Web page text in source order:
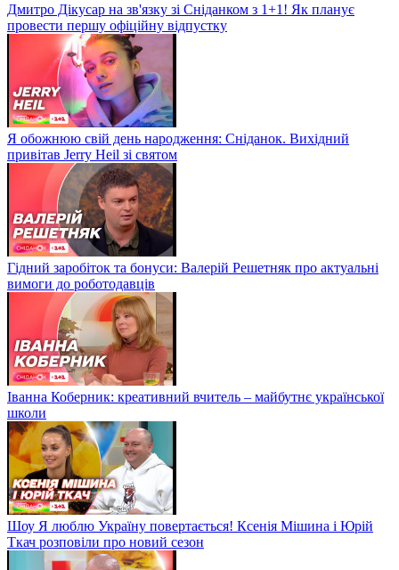
Дмитро Дікусар на зв'язку зі Сніданком з 1+1! Як планує
провести першу офіційну відпустку
Я обожнюю свій день народження: Сніданок. Вихідний
привітав Jerry Heil зі святом
Гідний заробіток та бонуси: Валерій Решетняк про актуальні
вимоги до роботодавців
Іванна Коберник: креативний вчитель – майбутнє української
школи
Шоу Я люблю Україну повертається! Ксенія Мішина і Юрій
Ткач розповіли про новий сезон